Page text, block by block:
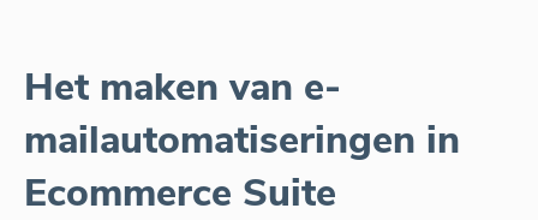
Het maken van e-
mailautomatiseringen in
Ecommerce Suite